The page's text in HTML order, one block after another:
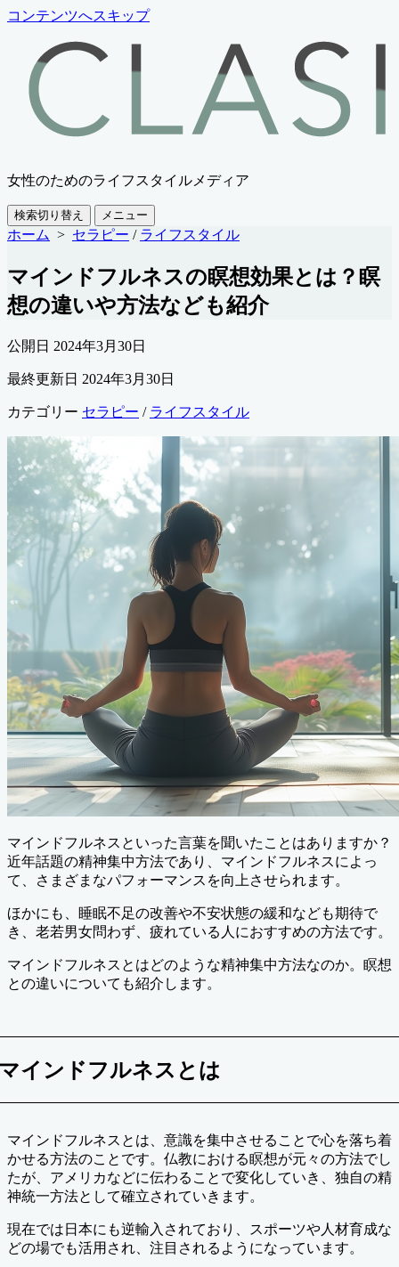
コンテンツへスキップ
女性のためのライフスタイルメディア
検索切り替え メニュー
ホーム > セラピー / ライフスタイル
マインドフルネスの瞑想効果とは？瞑
想の違いや方法なども紹介
公開日 2024年3月30日
最終更新日 2024年3月30日
カテゴリー セラピー / ライフスタイル
マインドフルネスといった言葉を聞いたことはありますか？
近年話題の精神集中方法であり、マインドフルネスによっ
て、さまざまなパフォーマンスを向上させられます。
ほかにも、睡眠不足の改善や不安状態の緩和なども期待で
き、老若男女問わず、疲れている人におすすめの方法です。
マインドフルネスとはどのような精神集中方法なのか。瞑想
との違いについても紹介します。
インドフルネスとは
マインドフルネスとは、意識を集中させることで心を落ち着
かせる方法のことです。仏教における瞑想が元々の方法でし
たが、アメリカなどに伝わることで変化していき、独自の精
神統一方法として確立されていきます。
現在では日本にも逆輸入されており、スポーツや人材育成な
どの場でも活用され、注目されるようになっています。